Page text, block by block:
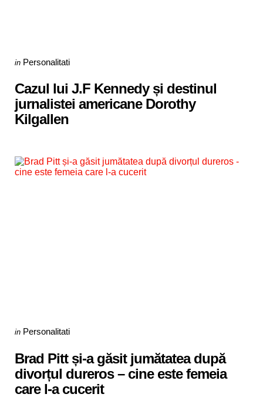
Categories
Posted
in Personalitati
Cazul lui J.F Kennedy și destinul
jurnalistei americane Dorothy
Kilgallen
Categories
Posted
in Personalitati
Brad Pitt și-a găsit jumătatea după
divorțul dureros – cine este femeia
care l-a cucerit